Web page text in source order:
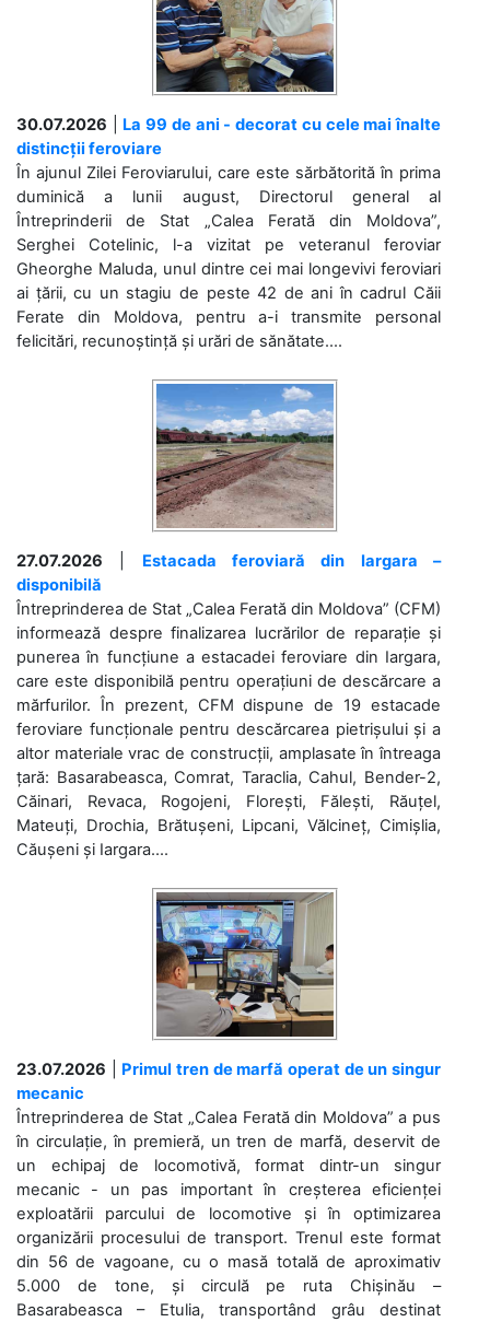
30.07.2026
La 99 de ani - decorat cu cele mai înalte
distincții feroviare
În ajunul Zilei Feroviarului, care este sărbătorită în prima
duminică a lunii august, Directorul general al
Întreprinderii de Stat „Calea Ferată din Moldova”,
Serghei Cotelinic, l-a vizitat pe veteranul feroviar
Gheorghe Maluda, unul dintre cei mai longevivi feroviari
ai țării, cu un stagiu de peste 42 de ani în cadrul Căii
Ferate din Moldova, pentru a-i transmite personal
felicitări, recunoștință și urări de sănătate....
27.07.2026
Estacada feroviară din Iargara –
disponibilă
Întreprinderea de Stat „Calea Ferată din Moldova” (CFM)
informează despre finalizarea lucrărilor de reparație și
punerea în funcțiune a estacadei feroviare din Iargara,
care este disponibilă pentru operațiuni de descărcare a
mărfurilor. În prezent, CFM dispune de 19 estacade
feroviare funcționale pentru descărcarea pietrișului și a
altor materiale vrac de construcții, amplasate în întreaga
țară: Basarabeasca, Comrat, Taraclia, Cahul, Bender-2,
Căinari, Revaca, Rogojeni, Florești, Fălești, Răuțel,
Mateuți, Drochia, Brătușeni, Lipcani, Vălcineț, Cimișlia,
Căușeni și Iargara....
23.07.2026
Primul tren de marfă operat de un singur
mecanic
Întreprinderea de Stat „Calea Ferată din Moldova” a pus
în circulație, în premieră, un tren de marfă, deservit de
un echipaj de locomotivă, format dintr-un singur
mecanic - un pas important în creșterea eficienței
exploatării parcului de locomotive și în optimizarea
organizării procesului de transport. Trenul este format
din 56 de vagoane, cu o masă totală de aproximativ
5.000 de tone, și circulă pe ruta Chișinău –
Basarabeasca – Etulia, transportând grâu destinat